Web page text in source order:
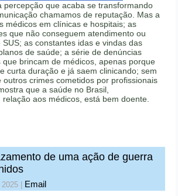
percepção que acaba se transformando
chamamos de reputação. Mas a
médicos em clínicas e hospitais; as
que não conseguem atendimento ou
as constantes idas e vindas das
de saúde; a série de denúncias
que brincam de médicos, apenas porque
curta duração e já saem clinicando; sem
outros crimes cometidos por profissionais
que a saúde no Brasil,
aos médicos, está bem doente.
de uma ação de guerra
Email